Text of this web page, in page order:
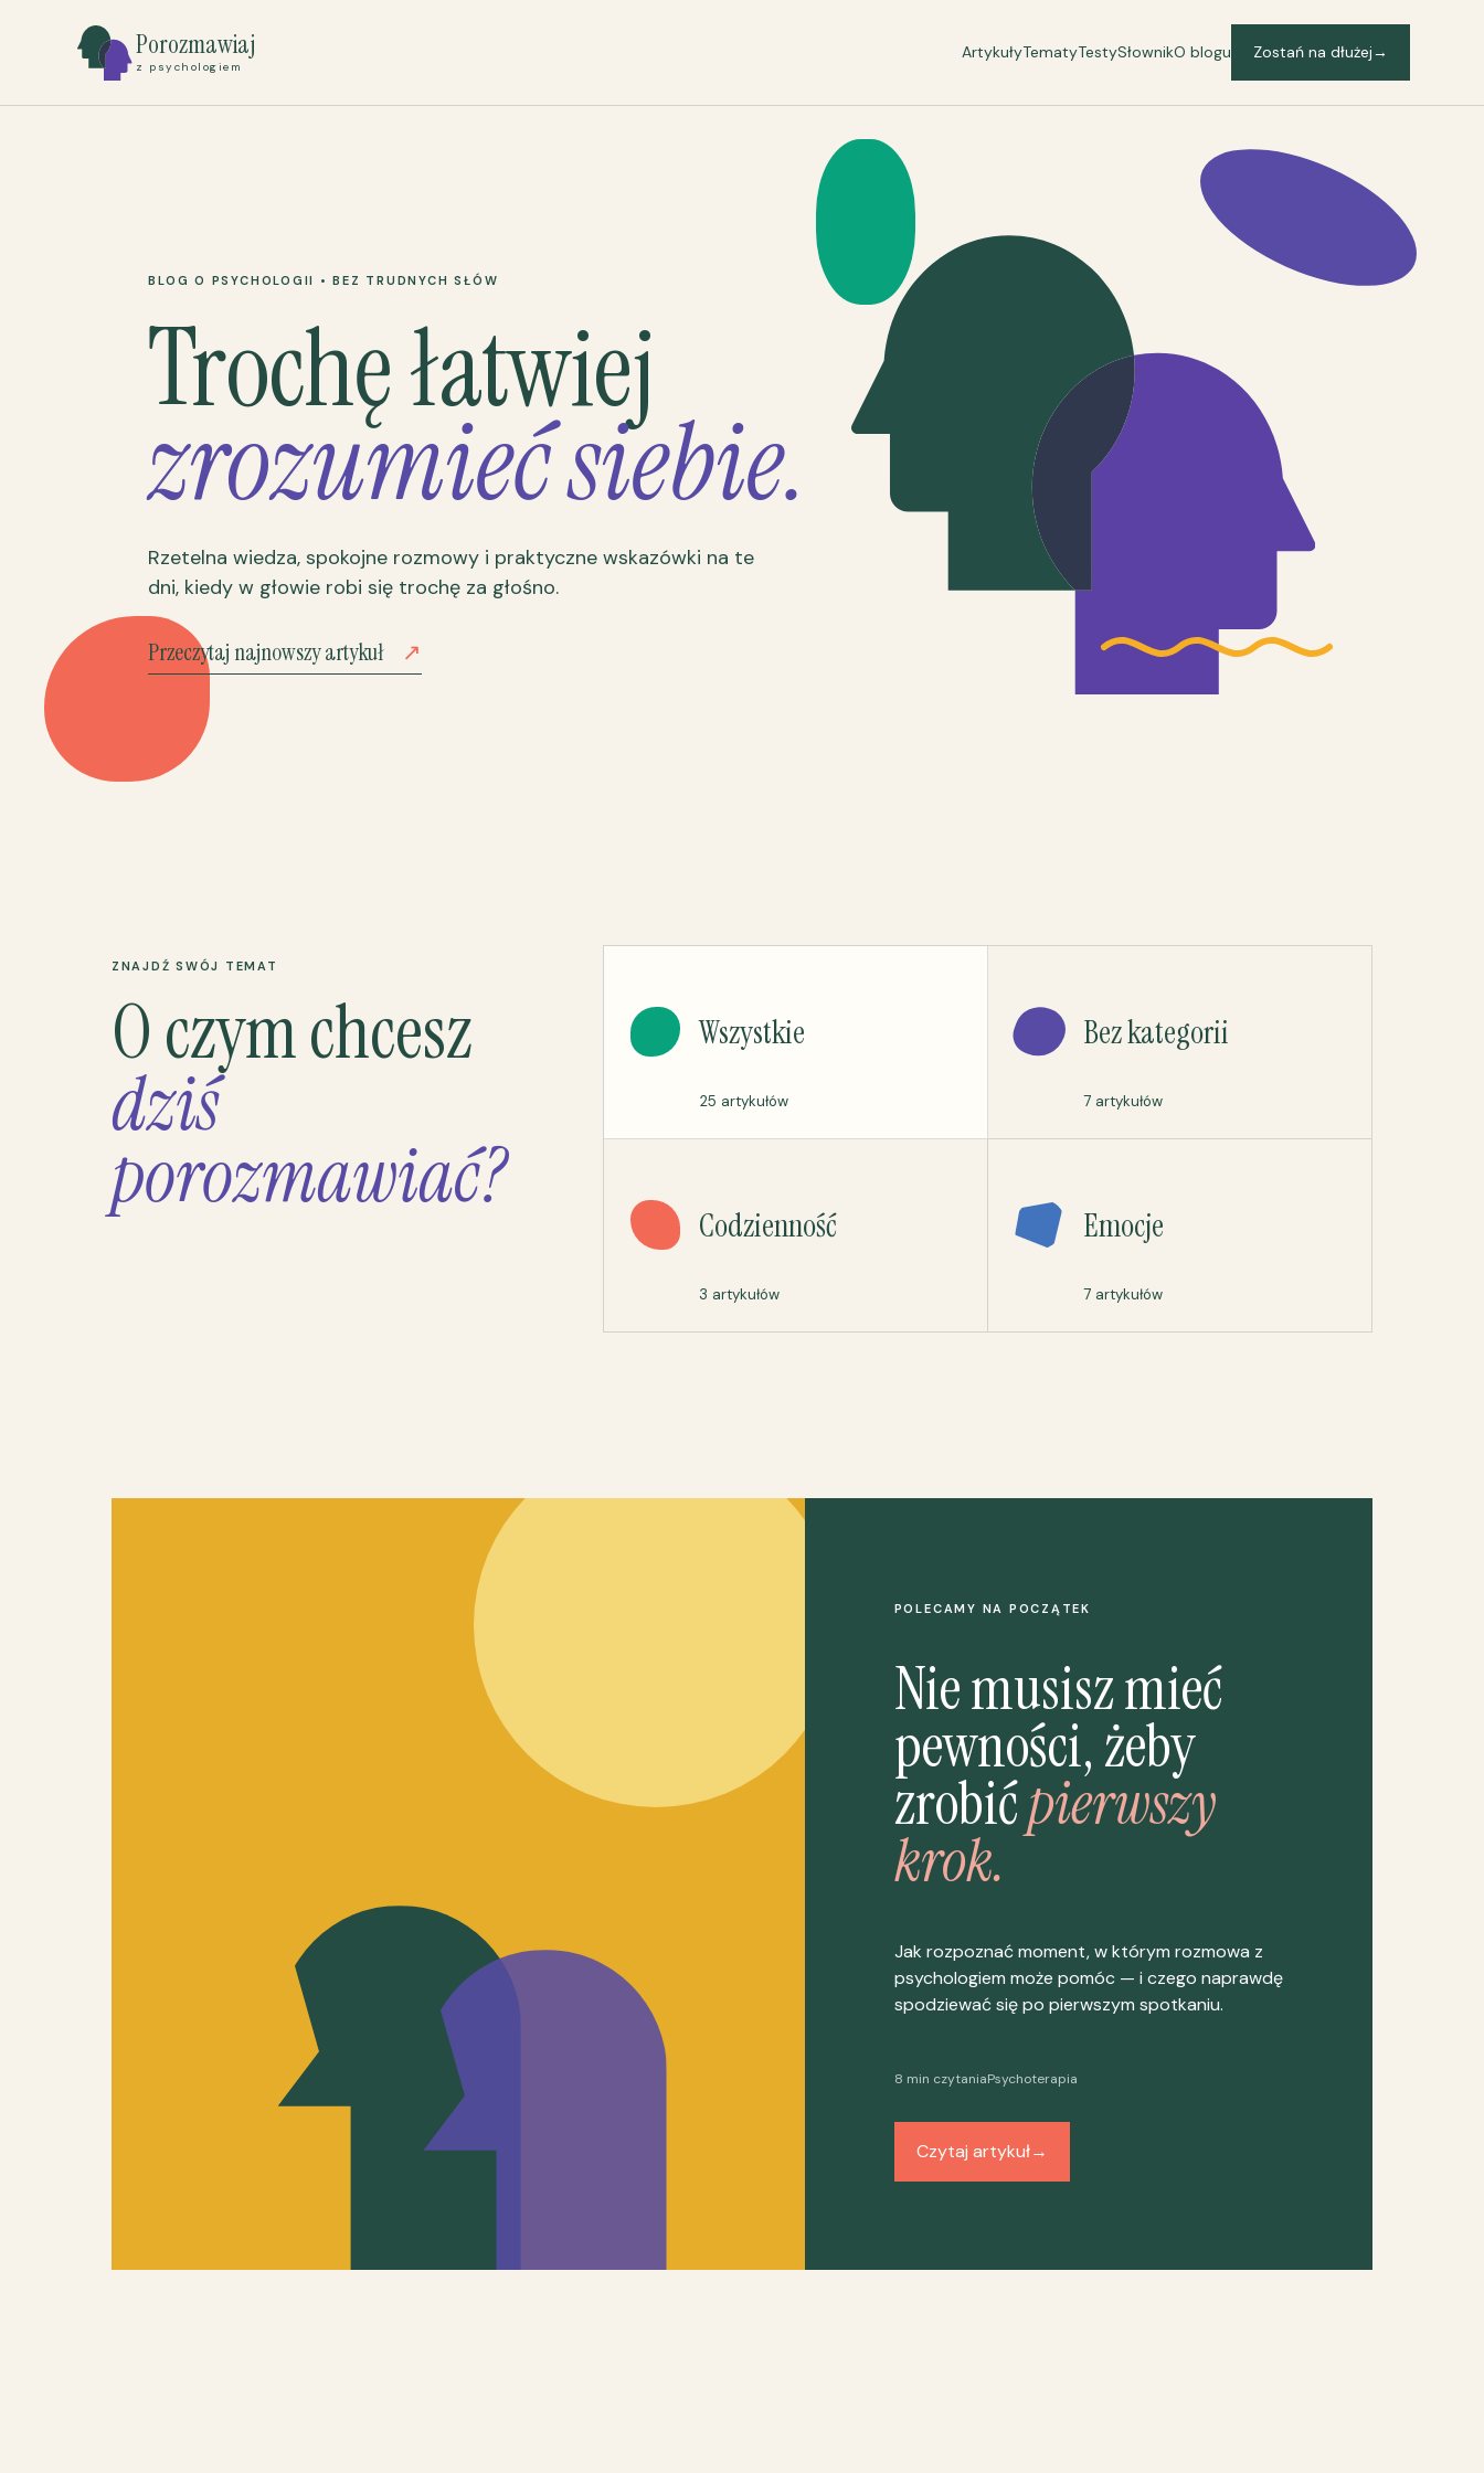
Porozmawiaj
z psychologiem
ArtykułyTematyTestySłownikO blogu Zostań na dłużej→
BLOG O PSYCHOLOGII • BEZ TRUDNYCH SŁÓW
Trochę łatwiej
zrozumieć siebie.
Rzetelna wiedza, spokojne rozmowy i praktyczne wskazówki na te
dni, kiedy w głowie robi się trochę za głośno.
Przeczytaj najnowszy artykuł ↗
ZNAJDŹ SWÓJ TEMAT
O czym chcesz
dziś
porozmawiać?
Wszystkie
25 artykułów
Bez kategorii
7 artykułów
Codzienność
3 artykułów
Emocje
7 artykułów
POLECAMY NA POCZĄTEK
Nie musisz mieć
pewności, żeby
zrobićpierwszy
krok.
Jak rozpoznać moment, w którym rozmowa z
psychologiem może pomóc — i czego naprawdę
spodziewać się po pierwszym spotkaniu.
8 min czytaniaPsychoterapia
Czytaj artykuł→